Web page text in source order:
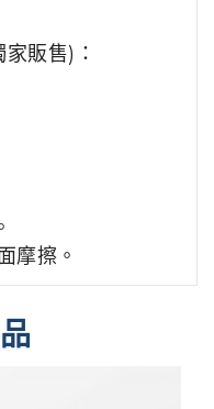
販售)：
摩擦。